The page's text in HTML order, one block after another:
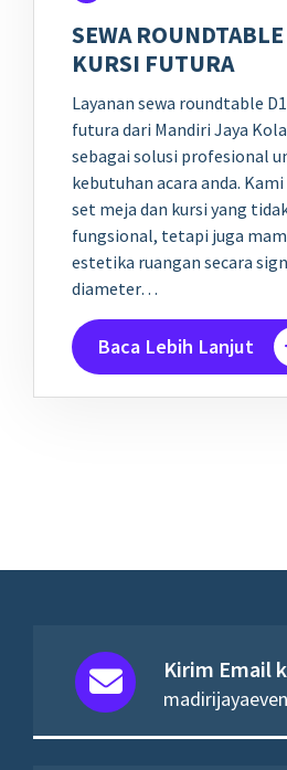
SEWA
KURSI FUTURA
Layanan sewa roundtable
futura dari Mandiri Jaya
sebagai solusi profesional
kebutuhan acara anda.
set meja dan kursi yang
fungsional, tetapi juga
estetika ruangan secara
diameter…
Baca Lebih Lanjut
Kirim Email